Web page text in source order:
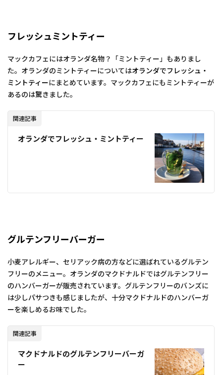
フレッシュミントティー
マックカフェにはオランダ名物？「ミントティー」もありまし
た。オランダのミントティーについてはオランダでフレッシュ・
ミントティーにまとめています。マックカフェにもミントティーが
あるのは驚きました。
関連記事
オランダでフレッシュ・ミントティー
グルテンフリーバーガー
小麦アレルギー、セリアック病の方などに選ばれているグルテン
フリーのメニュー。オランダのマクドナルドではグルテンフリー
のハンバーガーが販売されています。グルテンフリーのバンズに
は少しパサつきも感じましたが、十分マクドナルドのハンバーガ
ーを楽しめるお味でした。
関連記事
マクドナルドのグルテンフリーバーガ
ー